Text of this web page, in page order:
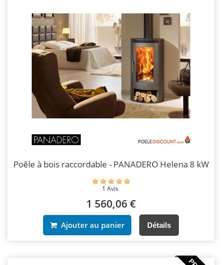
Poêle à bois raccordable - PANADERO Helena 8 kW
1 Avis
1 560,06 €
Ajouter au panier Détails